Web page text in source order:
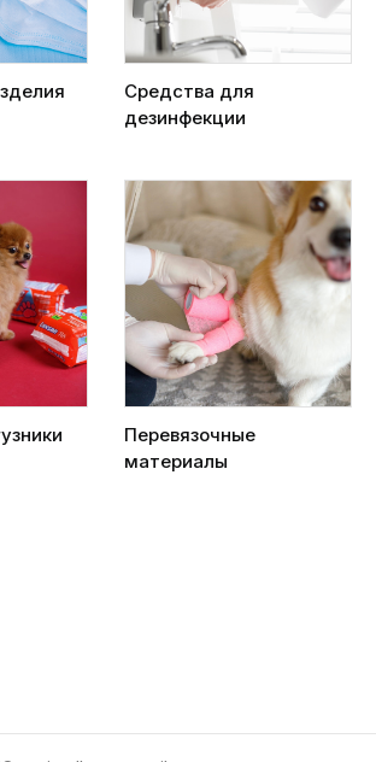
Средства для
дезинфекции
Перевязочные
материалы